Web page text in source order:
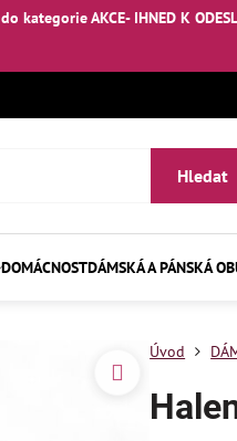
do kategorie AKCE- IHNED K
Hledat
DOMÁCNOSTDÁMSKÁ A PÁNSKÁ
Úvod